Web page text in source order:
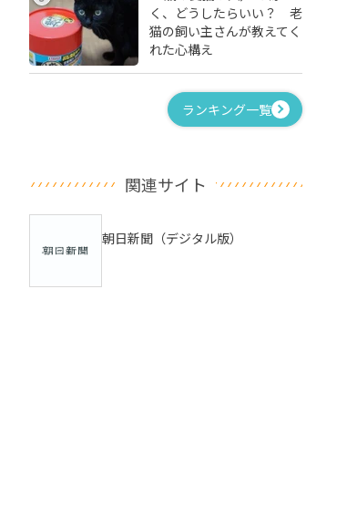
く、どうしたらいい？ 老
猫の飼い主さんが教えてく
れた心構え
ランキング一覧
関連サイト
朝日新聞（デジタル版）